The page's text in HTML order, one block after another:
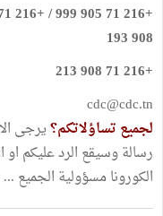
908 193
+216 71 908 213
cdc@cdc.tn
لجميع تساؤلاتكم؟يرجى
رسالة وسيقع الرد عليكم
الكورونا مسؤولية الجميع ...